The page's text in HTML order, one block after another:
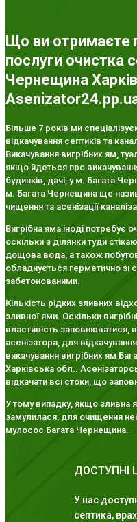
Що ви отримаєте
послуги очистка
Чернещина
Більше 7 років ми
відкачування септиків та
Викачування вигрібних ям,
якщо йдеться про
будинків, дачі, у м. Багата
м. Багата Чернещина ще
чищення та асенізації
Вигрібна яма іноді потребує
оскільки з ділянки туди
дощова вода, а також
обладнується герметично зі
забетонованими.
Кількість рідких зливних
зливної ями. Оскільки
властивість заповнюватися,
асенізатора, для
викачування вигрібних ям
Харківська обл..
відкачати всі стоки, що
У тому випадку, якщо зливна
замулилася, для очищення
мулосос Багата Чернещина.
ДОСТУПНІ
У нас
септика,